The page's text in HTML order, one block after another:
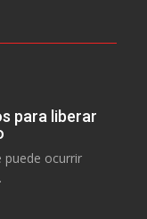
para liberar
puede ocurrir